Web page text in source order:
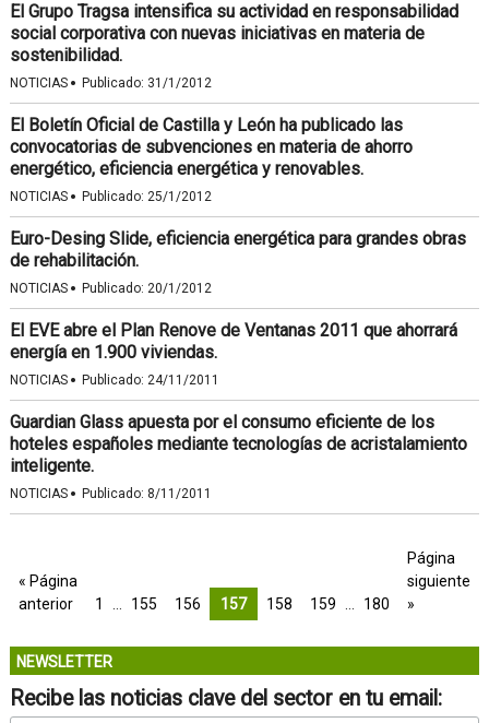
El Grupo Tragsa intensifica su actividad en responsabilidad
social corporativa con nuevas iniciativas en materia de
sostenibilidad.
NOTICIAS · Publicado: 31/1/2012
El Boletín Oficial de Castilla y León ha publicado las
convocatorias de subvenciones en materia de ahorro
energético, eficiencia energética y renovables.
NOTICIAS · Publicado: 25/1/2012
Euro-Desing Slide, eficiencia energética para grandes obras
de rehabilitación.
NOTICIAS · Publicado: 20/1/2012
El EVE abre el Plan Renove de Ventanas 2011 que ahorrará
energía en 1.900 viviendas.
NOTICIAS · Publicado: 24/11/2011
Guardian Glass apuesta por el consumo eficiente de los
hoteles españoles mediante tecnologías de acristalamiento
inteligente.
NOTICIAS · Publicado: 8/11/2011
« Página
anterior
1 155 156 157 158 159 180
Página
siguiente
»
NEWSLETTER
Recibe las noticias clave del sector en tu email: